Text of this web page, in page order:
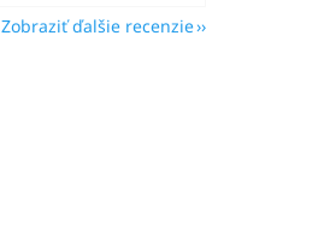
Zobraziť ďalšie recenzie